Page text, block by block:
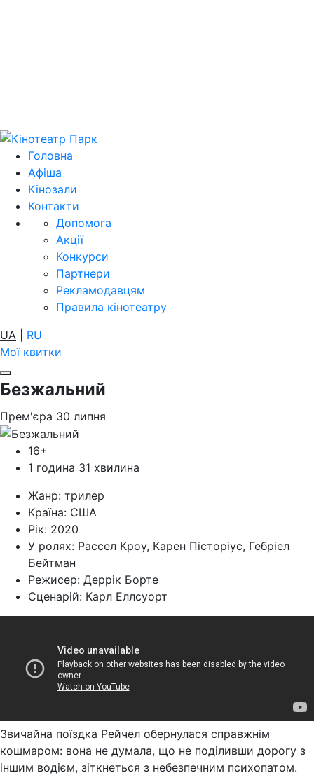
Головна
Афіша
Кінозали
Контакти
Допомога
Акції
Конкурси
Партнери
Рекламодавцям
Правила кінотеатру
UA
RU
Мої квитки
Безжальний
Прем'єра 30 липня
16+
1 година 31 хвилина
Жанр: трилер
Країна: США
Рік: 2020
У ролях: Рассел Кроу, Карен Пісторіус, Гебріел
Бейтман
Режисер: Деррік Борте
Cценарій: Карл Еллсуорт
Звичайна поїздка Рейчел обернулася справжнім
кошмаром: вона не думала, що не поділивши дорогу з
іншим водієм, зіткнеться з небезпечним психопатом.